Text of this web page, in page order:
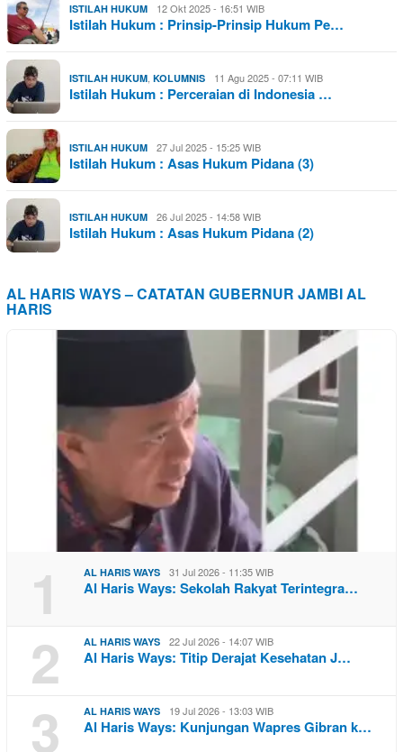
ISTILAH HUKUM 12 Okt 2025 - 16:51 WIB
Istilah Hukum : Prinsip-Prinsip Hukum Pe…
ISTILAH HUKUM KOLUMNIS 11 Agu 2025 - 07:11 WIB
Istilah Hukum : Perceraian di Indonesia …
ISTILAH HUKUM 27 Jul 2025 - 15:25 WIB
Istilah Hukum : Asas Hukum Pidana (3)
ISTILAH HUKUM 26 Jul 2025 - 14:58 WIB
Istilah Hukum : Asas Hukum Pidana (2)
AL HARIS WAYS – CATATAN GUBERNUR JAMBI AL
HARIS
1 AL HARIS WAYS 31 Jul 2026 - 11:35 WIB
Al Haris Ways: Sekolah Rakyat Terintegra…
2 AL HARIS WAYS 22 Jul 2026 - 14:07 WIB
Al Haris Ways: Titip Derajat Kesehatan J…
3 AL HARIS WAYS 19 Jul 2026 - 13:03 WIB
Al Haris Ways: Kunjungan Wapres Gibran k…